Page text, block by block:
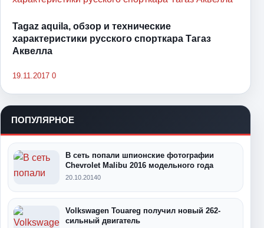
Tagaz aquila, обзор и технические
характеристики русского спорткара Тагаз
Аквелла
19.11.2017 0
ПОПУЛЯРНОЕ
В сеть попали шпионские фотографии
Chevrolet Malibu 2016 модельного года
20.10.20140
Volkswagen Touareg получил новый 262-
сильный двигатель